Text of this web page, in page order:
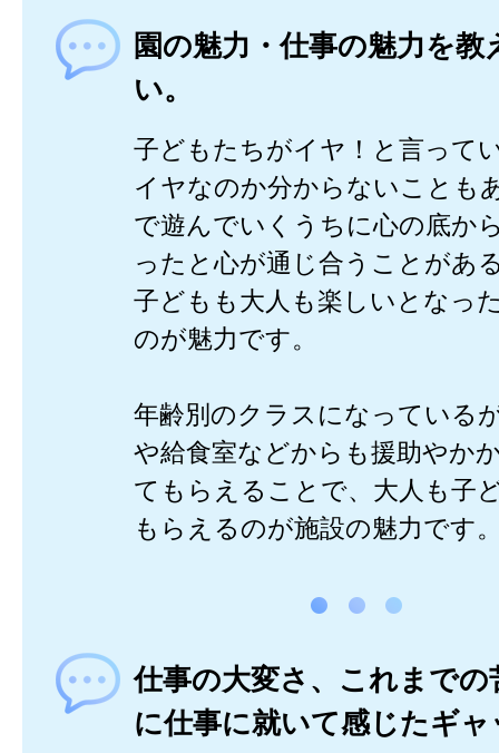
園の魅力・仕事の魅力を教
い。
子どもたちがイヤ！と言って
イヤなのか分からないことも
で遊んでいくうちに心の底か
ったと心が通じ合うことがあ
子どもも大人も楽しいとなっ
のが魅力です。
年齢別のクラスになっている
や給食室などからも援助やか
てもらえることで、大人も子
もらえるのが施設の魅力です
仕事の大変さ、これまでの
に仕事に就いて感じたギ